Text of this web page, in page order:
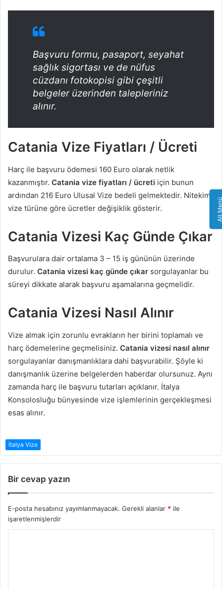
Başvuru formu, pasaport, seyahat
sağlık sigortası ve de nüfus
cüzdanı fotokopisi gibi çeşitli
belgeler üzerinden talepleriniz
alınır.
Catania Vize Fiyatları / Ücreti
Harç ile başvuru ödemesi 160 Euro olarak netlik
kazanmıştır. Catania vize fiyatları / ücreti için bunun
ardından 216 Euro Ulusal Vize bedeli gelmektedir. Nitekim
vize türüne göre ücretler değişiklik gösterir.
Catania Vizesi Kaç Günde Çıkar
Başvurulara dair ortalama 3 – 15 iş gününün üzerinde
durulur. Catania vizesi kaç günde çıkar sorgulayanlar bu
süreyi dikkate alarak başvuru aşamalarına geçmelidir.
Catania Vizesi Nasıl Alınır
Vize almak için zorunlu evrakların her birini toplamalı ve
harç ödemelerine geçmelisiniz. Catania vizesi nasıl alınır
sorgulayanlar danışmanlıklara dahi başvurabilir. Şöyle ki
danışmanlık üzerine belgelerden haberdar olursunuz. Aynı
zamanda harç ile başvuru tutarları açıklanır. İtalya
Konsolosluğu bünyesinde vize işlemlerinin gerçekleşmesi
esas alınır.
İtalya Vize
Bir cevap yazın
E-posta hesabınız yayımlanmayacak. Gerekli alanlar * ile
işaretlenmişlerdir
Alt